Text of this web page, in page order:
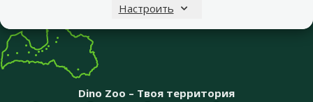
Настроить
Dino Zoo – Твоя территория